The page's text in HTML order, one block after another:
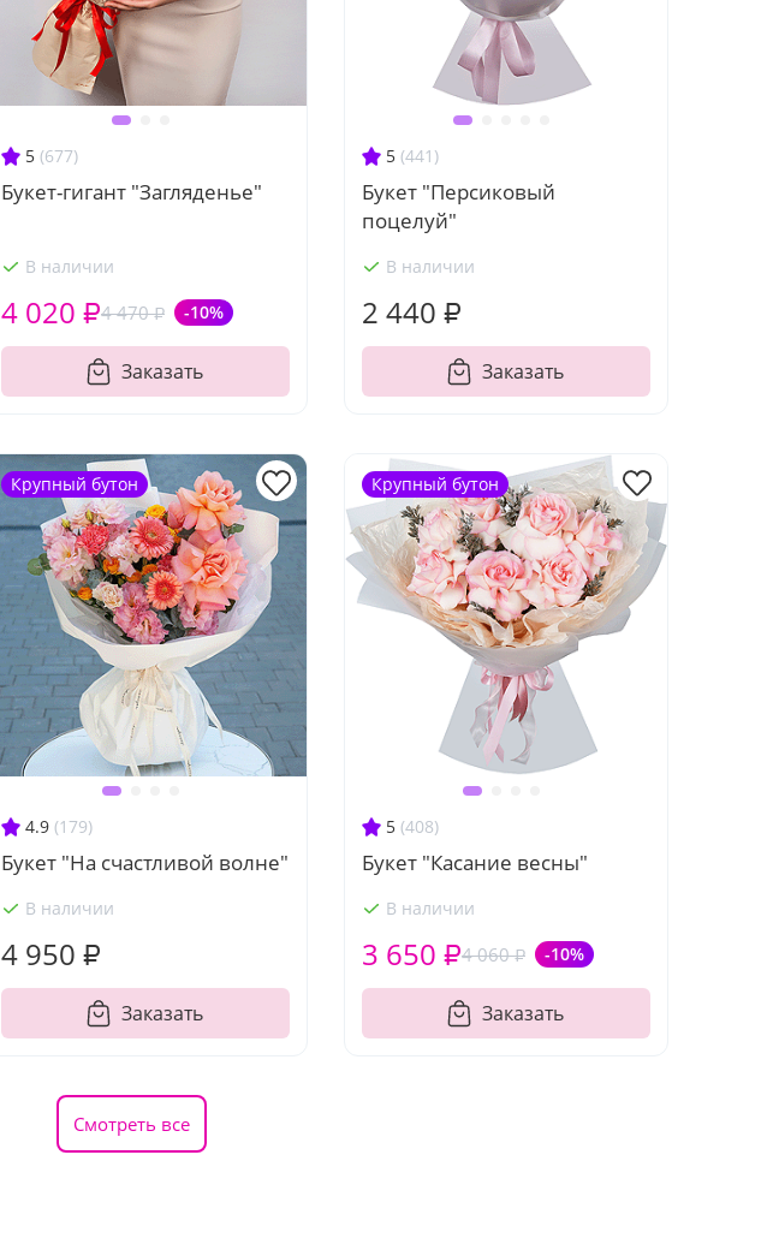
5 (677)
Букет-гигант "Загляденье"
В наличии
4 470 ₽ -10%
4 020 ₽
Заказать
5 (441)
Букет "Персиковый
поцелуй"
В наличии
2 440 ₽
Заказать
4.9 (179)
Букет "На счастливой волне"
В наличии
4 950 ₽
Заказать
Крупный бутон
5 (408)
Букет "Касание весны"
В наличии
4 060 ₽ -10%
3 650 ₽
Заказать
Крупный бутон
Смотреть все